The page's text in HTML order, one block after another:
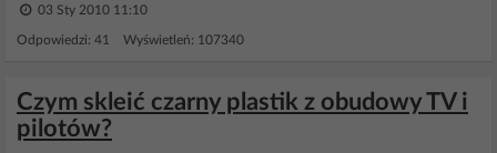
03 Sty 2010 11:10
Odpowiedzi: 41 Wyświetleń: 107340
Czym skleić czarny plastik z obudowy TV i
pilotów?